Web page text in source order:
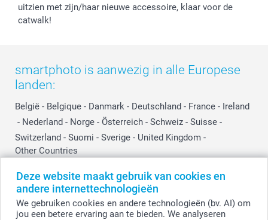
Deze website maakt gebruik van cookies en
andere internettechnologieën
We gebruiken cookies en andere technologieën (bv. AI) om
jou een betere ervaring aan te bieden. We analyseren
Investor Relations
Partnerships
Influencer partnerprogramma
uitzien met zijn/haar nieuwe accessoire, klaar voor de
catwalk!
smartphoto is aanwezig in alle Europese
landen:
België - Belgique - Danmark - Deutschland - France - Ireland
- Nederland - Norge - Österreich - Schweiz - Suisse -
Switzerland - Suomi - Sverige - United Kingdom -
Other Countries
Alle prijzen zijn in EURO (€) inclusief BTW en exclusief verzendkosten.